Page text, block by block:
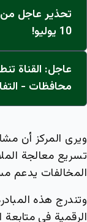
تحذير عاجل من
10 يوليو!
محافظات -
ويرى المركز أن
تسريع معالجة
المخالفات يدعم
وتندرج هذه
الرقمية في